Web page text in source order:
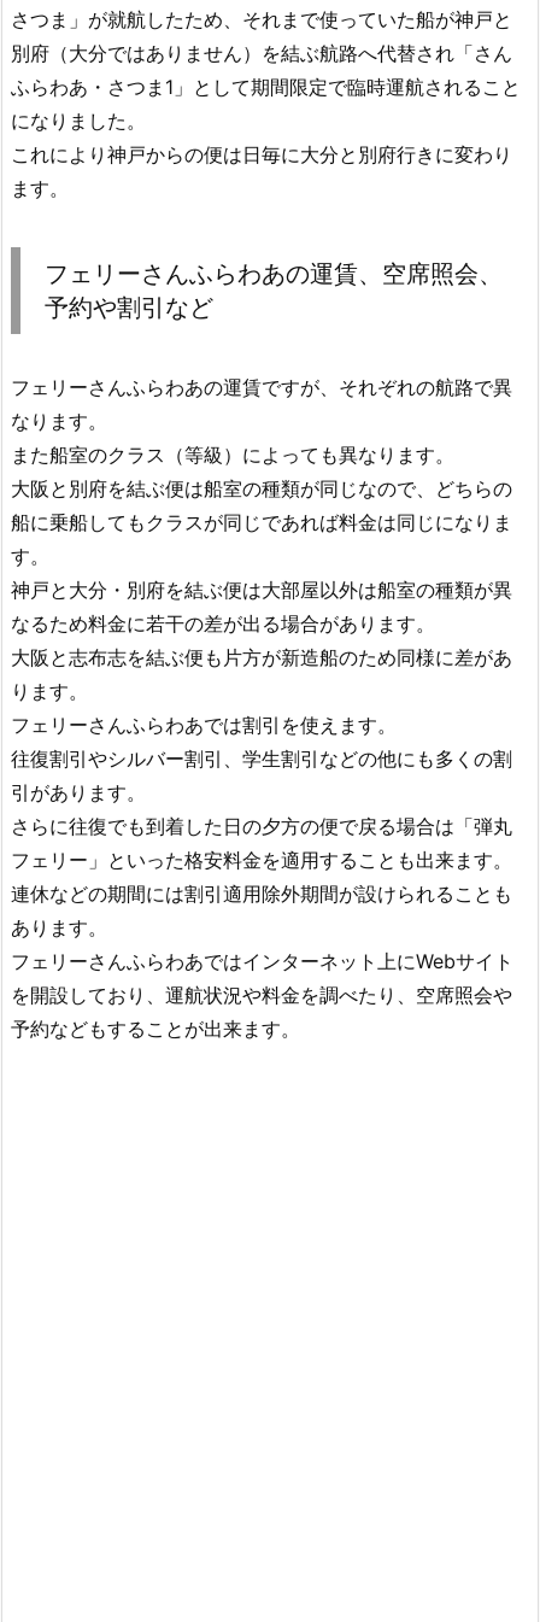
さつま」が就航したため、それまで使っていた船が神戸と
別府（大分ではありません）を結ぶ航路へ代替され「さん
ふらわあ・さつま1」として期間限定で臨時運航されること
になりました。
これにより神戸からの便は日毎に大分と別府行きに変わり
ます。
フェリーさんふらわあの運賃、空席照会、
予約や割引など
フェリーさんふらわあの運賃ですが、それぞれの航路で異
なります。
また船室のクラス（等級）によっても異なります。
大阪と別府を結ぶ便は船室の種類が同じなので、どちらの
船に乗船してもクラスが同じであれば料金は同じになりま
す。
神戸と大分・別府を結ぶ便は大部屋以外は船室の種類が異
なるため料金に若干の差が出る場合があります。
大阪と志布志を結ぶ便も片方が新造船のため同様に差があ
ります。
フェリーさんふらわあでは割引を使えます。
往復割引やシルバー割引、学生割引などの他にも多くの割
引があります。
さらに往復でも到着した日の夕方の便で戻る場合は「弾丸
フェリー」といった格安料金を適用することも出来ます。
連休などの期間には割引適用除外期間が設けられることも
あります。
フェリーさんふらわあではインターネット上にWebサイト
を開設しており、運航状況や料金を調べたり、空席照会や
予約などもすることが出来ます。